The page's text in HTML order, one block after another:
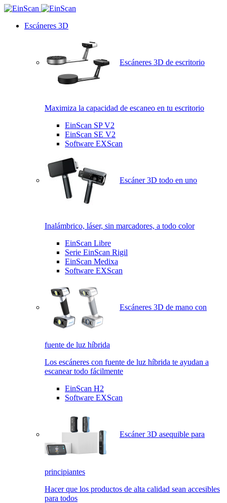
Escáneres 3D
Escáneres 3D de escritorio
Maximiza la capacidad de escaneo en tu escritorio
EinScan SP V2
EinScan SE V2
Software EXScan
Escáner 3D todo en uno
Inalámbrico, láser, sin marcadores, a todo color
EinScan Libre
Serie EinScan Rigil
EinScan Medixa
Software EXScan
Escáneres 3D de mano con
fuente de luz híbrida
Los escáneres con fuente de luz híbrida te ayudan a
escanear todo fácilmente
EinScan H2
Software EXScan
Escáner 3D asequible para
principiantes
Hacer que los productos de alta calidad sean accesibles
para todos